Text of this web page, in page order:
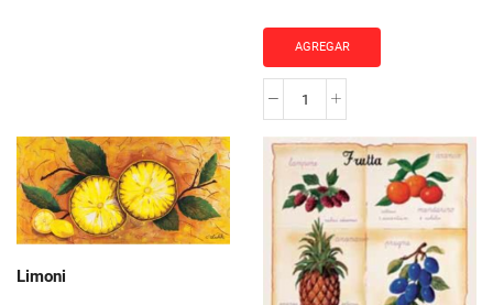
AGREGAR
Limone
cantidad
Limoni